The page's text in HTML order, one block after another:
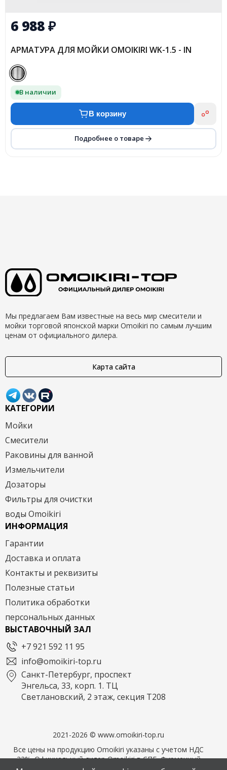
6 988₽
АРМАТУРА ДЛЯ МОЙКИ OMOIKIRI WK-1.5 - IN
В наличии
В корзину
Подробнее о товаре
Мы предлагаем Вам известные на весь мир смесители и
мойки торговой японской марки Omoikiri по самым лучшим
ценам от официального дилера.
Карта сайта
КАТЕГОРИИ
Мойки
Смесители
Раковины для ванной
Измельчители
Дозаторы
Фильтры для очистки
воды Omoikiri
ИНФОРМАЦИЯ
Гарантии
Доставка и оплата
Контакты и реквизиты
Полезные статьи
Политика обработки
персональных данных
ВЫСТАВОЧНЫЙ ЗАЛ
+7 921 592 11 95
info@omoikiri-top.ru
Санкт-Петербург, проспект
Энгельса, 33, корп. 1. ТЦ
Светлановский, 2 этаж, секция Т208
2021-2026 © www.omoikiri-top.ru
Все цены на продукцию Omoikiri указаны с учетом НДС
22%. Официальный дилер Omoikiri в СПБ. Фирменный